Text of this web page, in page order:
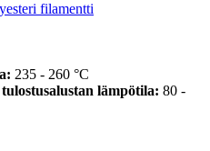
filamentti
235 - 260 °C
lämpötila: 80 -